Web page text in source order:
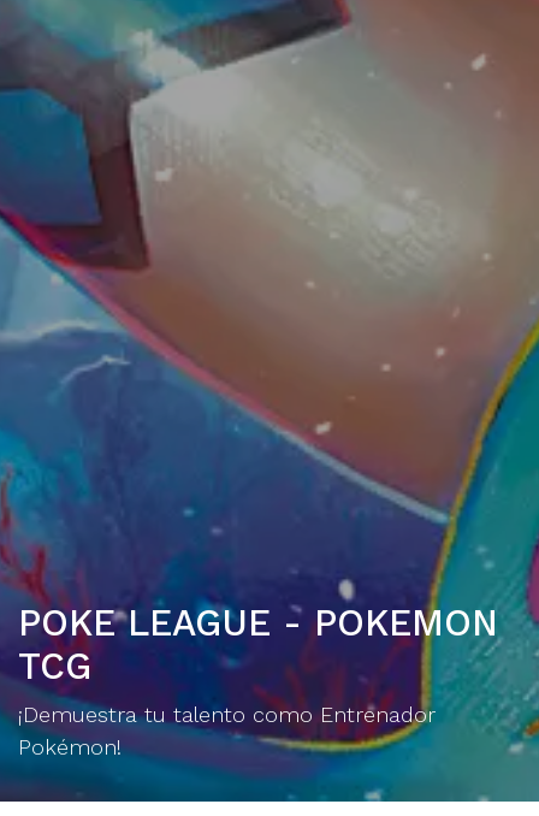
POKE LEAGUE - POKEMON
TCG
¡Demuestra tu talento como Entrenador
Pokémon!